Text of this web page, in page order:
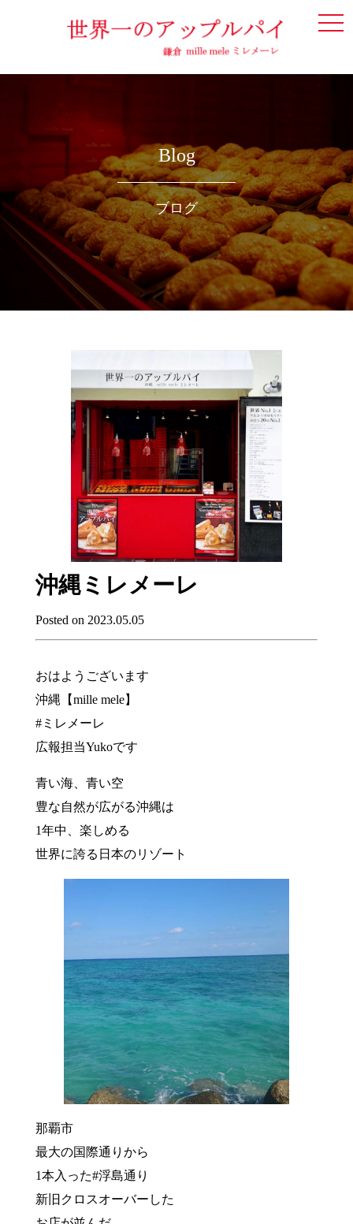
Blog
ブログ
沖縄ミレメーレ
Posted on 2023.05.05
おはようございます
沖縄【mille mele】
#ミレメーレ
広報担当Yukoです
青い海、青い空
豊な自然が広がる沖縄は
1年中、楽しめる
世界に誇る日本のリゾート
那覇市
最大の国際通りから
1本入った#浮島通り
新旧クロスオーバーした